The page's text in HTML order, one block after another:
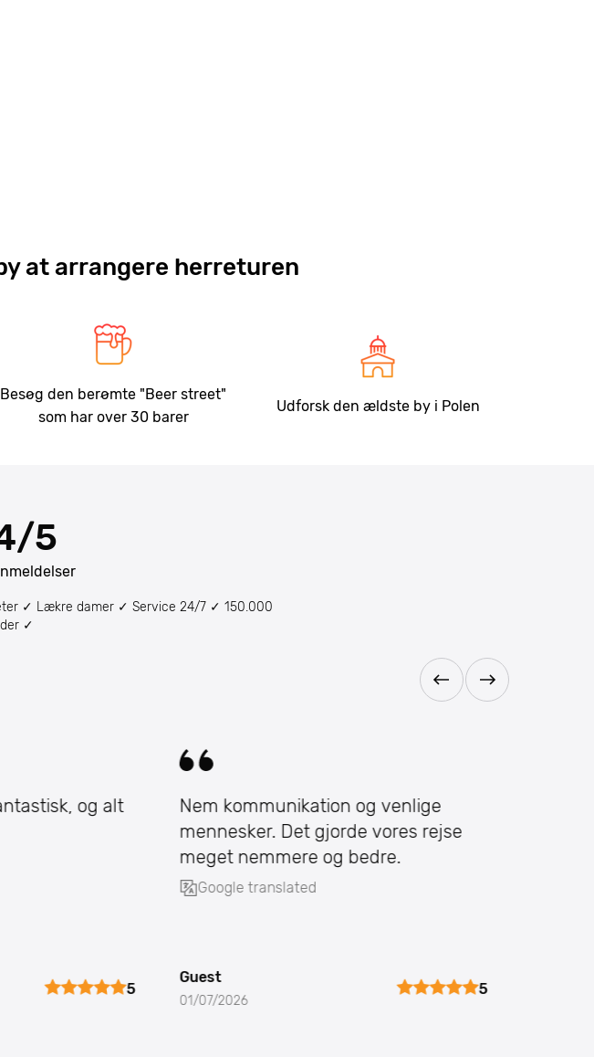
at arrangere herreturen
Besøg den berømte "Beer street"
som har over 30 barer
Udforsk den ældste by i Polen
/5
✓ Lækre damer ✓ Service 24/7 ✓ 150.000
✓
og alt
5
Nem kommunikation og venlige
mennesker. Det gjorde vores rejse
meget nemmere og bedre.
Google translated
Guest
01/07/2026
5